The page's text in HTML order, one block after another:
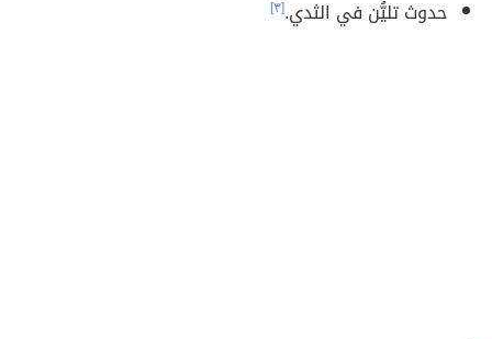
حدوث تليُّن في الثدي.[٣]